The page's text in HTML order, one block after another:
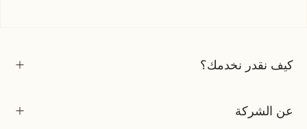
كيف نقدر نخدمك؟
عن الشركة